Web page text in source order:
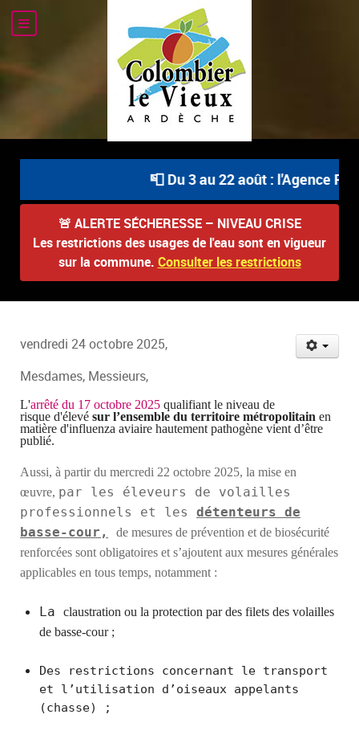
📮 Du 3 au 22 août : l'Agence
🚨 ALERTE SÉCHERESSE – NIVEAU CRISE
Les restrictions des usages de l'eau sont en vigueur
sur la commune. Consulter les restrictions
vendredi 24 octobre 2025,
Mesdames, Messieurs,
L'arrêté du 17 octobre 2025 qualifiant le niveau de
risque d'élevé sur l’ensemble du territoire métropolitain en
matière d'influenza aviaire hautement pathogène vient d’être
publié.
Aussi, à partirdu mercredi 22 octobre 2025, la mise en
œuvre, par les éleveurs de volailles
professionnels et les détenteurs de
basse-cour,
de mesures de prévention et de biosécurité
renforcées sont obligatoires et s’ajoutent aux mesures générales
applicables en tous temps, notamment :
La claustration ou la protection par des filets des volailles
de basse-cour ;
Des restrictions concernant le transport
et l’utilisation d’oiseaux appelants
(chasse) ;